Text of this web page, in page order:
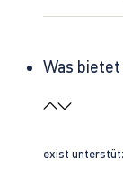
Was
exist